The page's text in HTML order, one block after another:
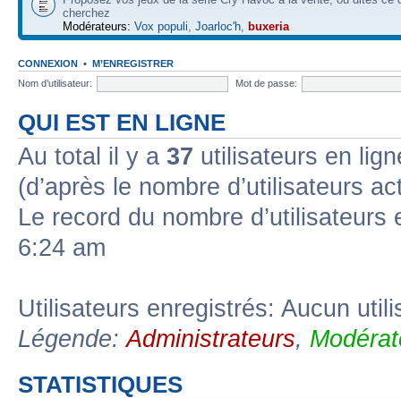
cherchez
Modérateurs: Vox populi, Joarloc'h, buxeria
CONNEXION • M’ENREGISTRER
Nom d’utilisateur:
Mot de passe:
QUI EST EN LIGNE
Au total il y a 37 utilisateurs en
(d’après le nombre d’utilisateurs
Le record du nombre
6:24 am
Utilisateurs enregistrés: Aucun
Légende:Administrateurs,
STATISTIQUES